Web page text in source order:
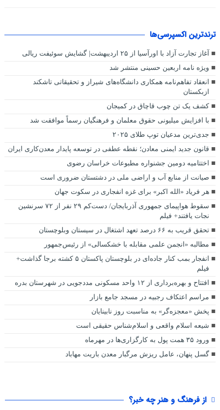
ترندترین اکسپرسی‌ها
آغاز تجارت آزاد با اورآسیا از ۲۵ اردیبهشت| گشایش سوئیفت ریالی
ویژه نامه اربعین حسینی منتشر شد
انعقاد تفاهم‌نامه همکاری دانشگاه‌های شیراز و تحقیقاتی تاشکند
ازبکستان
کشف یک تن چوب قاچاق در کمیجان
با افزایش میلیونی حقوق معلمان و فرهنگیان رسماً موافقت شد
جدی‌ترین مدعیان توپ طلای ۲۰۲۵
قانون جدید ایمنی معادن؛ نقطه عطفی در توسعه پایدار معدن‌کاری ایران
اختتامیه دومین جشنواره مطبوعات خراسان رضوی
صیانت از منابع آب و اراضی ملی در دشتستان ضروری است
هر فریاد «الله اکبر» برای غزه انفجاری در سکوت جهان
سقوط هواپیمای جمهوری آذربایجان/ دست‌کم ۲۹ نفر از ۷۲ سرنشین
نجات یافتند+ فیلم
تحقق قریب به ۶۶ درصد تعهد اشتغال در سیستان وبلوچستان
مطالبه «انجمن علمی مقابله با خشکسالی» از رئیس‌جمهور
انفجار بمب کنار جاده‌ای در بلوچستان پاکستان ۵ کشته برجا گذاشت+
فیلم
افتتاح و بهره‌برداری از ۱۲ واحد مسکونی مددجویی در شهرستان بدره
مراسم اعتکاف رجبیه در مسجد جامع بازار
پخش «معجزه‌گر» به مناسبت روز نابینایان
شیعه اسلام واقعی و اسلام‌شناس حقیقی است
ورود ۳۵ همت پول به کارگزاری‌ها در مهرماه
گسل پنهان، عامل ریزش مرگبار معدن باریت مهاباد
از فرهنگ و هنر چه خبر؟